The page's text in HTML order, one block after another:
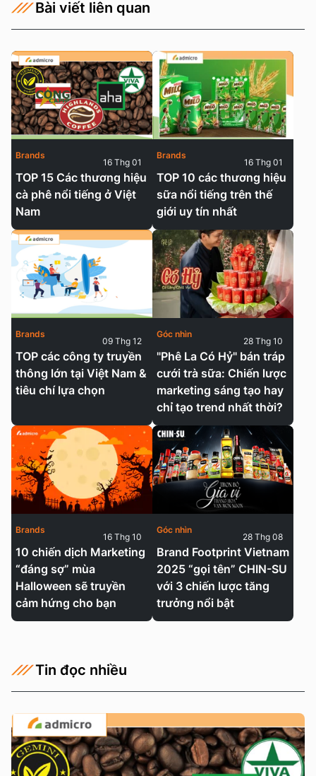
Bài viết liên quan
TOP 15 Các thương hiệu
cà phê nổi tiếng ở Việt
Nam
Brands
16 Thg 01
TOP 10 các thương hiệu
sữa nổi tiếng trên thế
giới uy tín nhất
Brands
16 Thg 01
TOP các công ty truyền
thông lớn tại Việt Nam &
tiêu chí lựa chọn
Brands
09 Thg 12
"Phê La Có Hỷ" bán tráp
cưới trà sữa: Chiến lược
marketing sáng tạo hay
chỉ tạo trend nhất thời?
Góc nhìn
28 Thg 10
10 chiến dịch Marketing
“đáng sợ” mùa
Halloween sẽ truyền
cảm hứng cho bạn
Brands
16 Thg 10
Brand Footprint Vietnam
2025 “gọi tên” CHIN-SU
với 3 chiến lược tăng
trưởng nổi bật
Góc nhìn
28 Thg 08
Tin đọc nhiều